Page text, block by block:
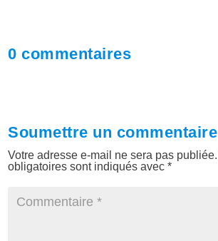
0 commentaires
Soumettre un commentaire
Votre adresse e-mail ne sera pas publiée.
obligatoires sont indiqués avec*